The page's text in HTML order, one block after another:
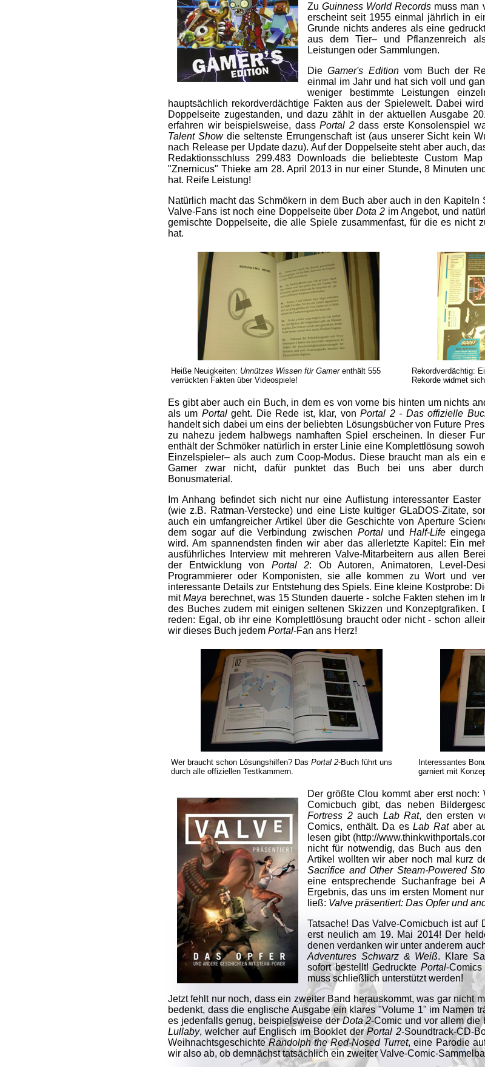
ZuGuinness World Records muss man
erscheint seit 1955 einmal jährlich in
Grunde nichts anderes als eine
aus dem Tier– und Pflanzenreich
Leistungen oder Sammlungen.
DieGamer's Editionvom Buch der
einmal im Jahr und hat sich voll und
weniger bestimmte Leistungen
hauptsächlich rekordverdächtige Fakten aus der Spielewelt. Dabei
Doppelseite zugestanden, und dazu zählt in der aktuellen Ausgabe
erfahren wir beispielsweise, dass Portal 2dass erste Konsolenspiel
Talent Showdie seltenste Errungenschaft ist (aus unserer Sicht kein
nach Release per Update dazu). Auf der Doppelseite steht aber auch,
Redaktionsschluss 299.483 Downloads die beliebteste Custom
"Znernicus" Thieke am 28. April 2013 in nur einer Stunde, 8 Minuten
hat. Reife Leistung!
Natürlich macht das Schmökern in dem Buch aber auch in den
Valve-Fans ist noch eine Doppelseite überDota 2 im Angebot, und
gemischte Doppelseite, die alle Spiele zusammenfast, für die es nicht
hat.
Heiße Neuigkeiten: Unnützes Wissen für Gamerenthält 555
verrückten Fakten über Videospiele!
Rekordverdächtig:
Rekorde widmet
Es gibt aber auch ein Buch, in dem es von vorne bis hinten um nichts
als um Portalgeht. Die Rede ist, klar, vonPortal 2 - Das offizielle
handelt sich dabei um eins der beliebten Lösungsbücher von Future
zu nahezu jedem halbwegs namhaften Spiel erscheinen. In dieser
enthält der Schmöker natürlich in erster Linie eine Komplettlösung
Einzelspieler– als auch zum Coop-Modus. Diese braucht man als ein
Gamer zwar nicht, dafür punktet das Buch bei uns aber
Bonusmaterial.
Im Anhang befindet sich nicht nur eine Auflistung interessanter Easter
(wie z.B. Ratman-Verstecke) und eine Liste kultiger GLaDOS-Zitate,
auch ein umfangreicher Artikel über die Geschichte von Aperture
dem sogar auf die Verbindung zwischen Portalund Half-Life
wird. Am spannendsten finden wir aber das allerletzte Kapitel: Ein
ausführliches Interview mit mehreren Valve-Mitarbeitern aus allen
der Entwicklung von Portal 2: Ob Autoren, Animatoren, Level-
Programmierer oder Komponisten, sie alle kommen zu Wort und
interessante Details zur Entstehung des Spiels. Eine kleine Kostprobe:
mitMaya berechnet, was 15 Stunden dauerte - solche Fakten stehen im
des Buches zudem mit einigen seltenen Skizzen und Konzeptgrafiken.
reden: Egal, ob ihr eine Komplettlösung braucht oder nicht - schon
wir dieses Buch jedem Portal-Fan ans Herz!
Wer braucht schon Lösungshilfen? Das Portal 2-Buch führt uns
durch alle offiziellen Testkammern.
Interessantes
garniert mit
Der größte Clou kommt aber erst
Comicbuch gibt, das neben
Fortress 2auch Lab Rat, den ersten
Comics, enthält. Da esLab Rataber
lesen gibt (http://
nicht für notwendig, das Buch aus
Artikel wollten wir aber noch mal kurz
Sacrifice and Other Steam-Powered
eine entsprechende Suchanfrage bei
Ergebnis, das uns im ersten Moment
ließ: Valve präsentiert: Das Opfer und
Tatsache! Das Valve-Comicbuch ist auf
erst neulich am 19. Mai 2014! Der
denen verdanken wir unter anderem
Adventures Schwarz & Weiß. Klare
sofort bestellt! Gedruckte Portal-
muss schließlich unterstützt werden!
Jetzt fehlt nur noch, dass ein zweiter Band herauskommt, was gar nicht
bedenkt, dass die englische Ausgabe ein klares "Volume 1" im Namen
es jedenfalls genug, beispielsweise derDota 2-Comic und vor allem
Lullaby, welcher auf Englisch im Booklet derPortal 2-Soundtrack-CD-
WeihnachtsgeschichteRandolph the Red-Nosed Turret, eine Parodie
wir also ab, ob demnächst tatsächlich ein zweiter Valve-Comic-